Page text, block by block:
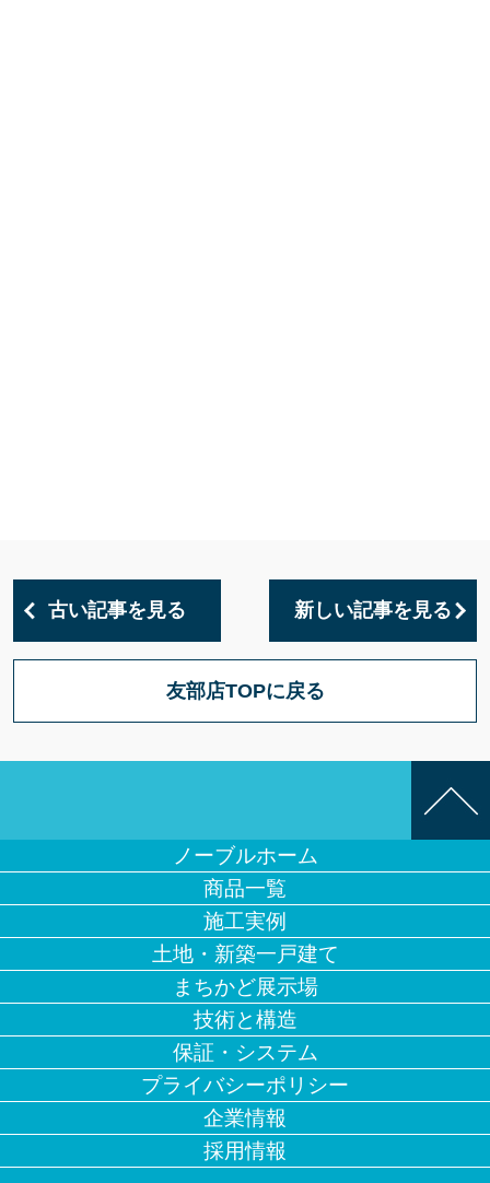
古い記事を見る 新しい記事を見る
友部店TOPに戻る
ノーブルホーム
商品一覧
施工実例
土地・新築一戸建て
まちかど展示場
技術と構造
保証・システム
プライバシーポリシー
企業情報
採用情報